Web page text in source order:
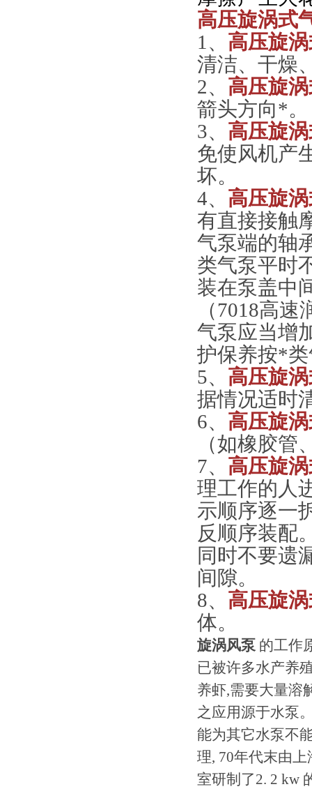
高压旋涡式
1、 高压旋
清洁、干燥
2、 高压旋
箭头方向*。
3、 高压旋
免使风机产
坏。
4、 高压旋
有直接接触
气泵端的轴
类气泵平时
装在泵盖中
（7018高
气泵应当增
护保养按*
5、 高压旋
据情况适时
6、 高压旋
（如橡胶管
7、 高压旋
理工作的人
示顺序逐一
反顺序装配
同时不要遗
间隙。
8、 高压旋
体。
旋涡风泵 的工作
已被许多水产养
养虾,需要大量溶
之应用源于水泵
能为其它水泵不
理, 70年代末由
室研制了2. 2 kw